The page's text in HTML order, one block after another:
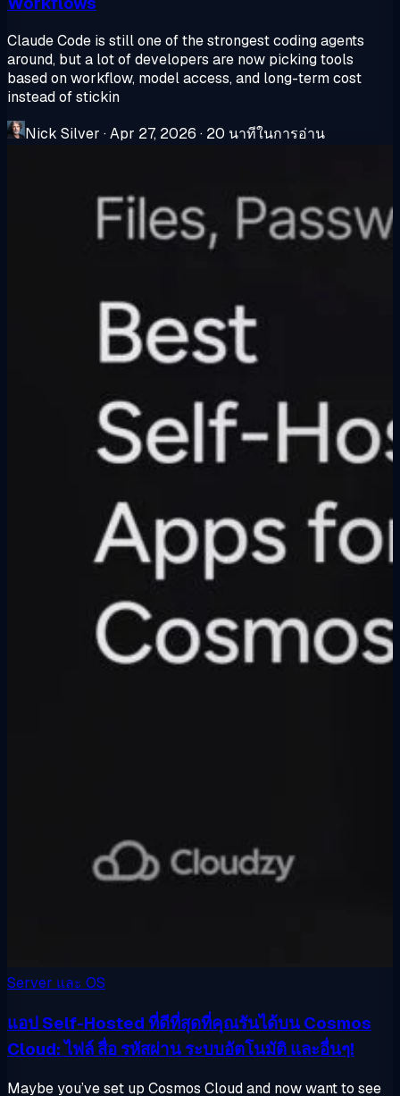
Claude Code is still one of the strongest coding agents
around, but a lot of developers are now picking tools
based on workflow, model access, and long-term cost
instead of stickin
Nick Silver ·Apr 27, 2026 · 20 นาทีในการอ่าน
Server และ OS
แอป Self-Hosted ที่ดีที่สุดที่คุณรันได้บน Cosmos
Cloud: ไฟล์ สื่อ รหัสผ่าน ระบบอัตโนมัติ และอื่นๆ!
Maybe you’ve set up Cosmos Cloud and now want to see